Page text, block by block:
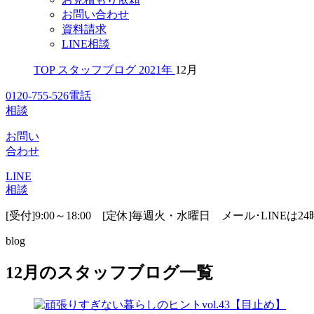
お問い合わせ
資料請求
LINE相談
TOP スタッフブログ 2021年 12月
0120-755-526電話
相談
お問い
合わせ
LINE
相談
[受付]9:00～18:00 [定休]毎週火・水曜日 メール･LINEは24
blog
12月のスタッフブログ一覧